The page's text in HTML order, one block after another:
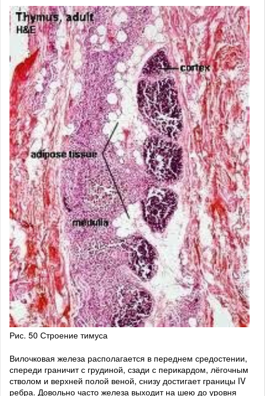
Рис. 50 Строение тимуса
Вилочковая железа располагается в переднем средостении,
спереди граничит с грудиной, сзади с перикардом, лёгочным
стволом и верхней полой веной, снизу достигает границы IV
ребра. Довольно часто железа выходит на шею до уровня